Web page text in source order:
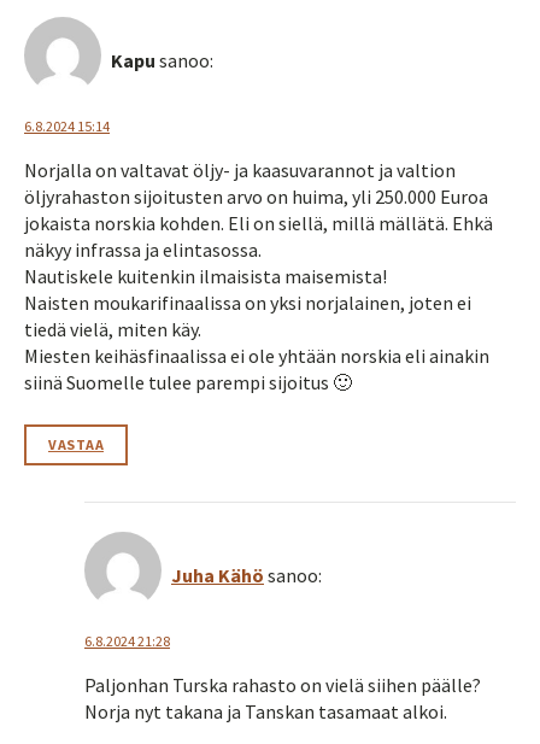
Kapu sanoo:
6.8.2024 15:14
Norjalla on valtavat öljy- ja kaasuvarannot ja valtion
öljyrahaston sijoitusten arvo on huima, yli 250.000 Euroa
jokaista norskia kohden. Eli on siellä, millä mällätä. Ehkä
näkyy infrassa ja elintasossa.
Nautiskele kuitenkin ilmaisista maisemista!
Naisten moukarifinaalissa on yksi norjalainen, joten ei
tiedä vielä, miten käy.
Miesten keihäsfinaalissa ei ole yhtään norskia eli ainakin
siinä Suomelle tulee parempi sijoitus 🙂
VASTAA
Juha Kähö sanoo:
6.8.2024 21:28
Paljonhan Turska rahasto on vielä siihen päälle?
Norja nyt takana ja Tanskan tasamaat alkoi.